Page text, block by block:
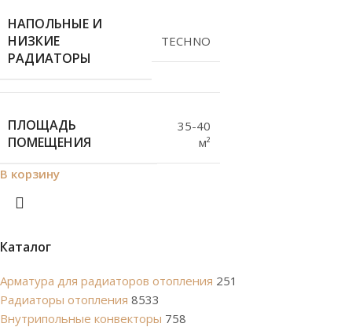
Каталог
Арматура для радиаторов отопления 251
Радиаторы отопления 8533
Внутрипольные конвекторы 758
НАПОЛЬНЫЕ И
НИЗКИЕ
РАДИАТОРЫ
TECHNO
ПЛОЩАДЬ
ПОМЕЩЕНИЯ
35-40
м²
В корзину